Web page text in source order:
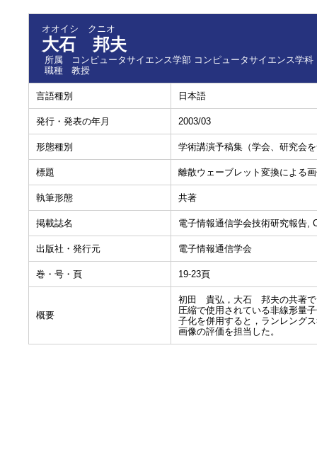
オオイシ クニオ
大石 邦夫
所属
コンピュータサイエンス学部 コンピュータサイエンス学科
職種
教授
言語種別 日本語
発行・発表の年月 2003/03
形態種別 学術講演予稿集（学会、研究会
標題 離散ウェーブレット変換による
執筆形態 共著
掲載誌名 電子情報通信学会技術研究報告,
出版社・発行元 電子情報通信学会
巻・号・頁 19-23頁
概要
初田 貴弘，大石 邦夫の共著で
圧縮で使用されている非線形量
子化を併用すると，ランレング
画像の評価を担当した。